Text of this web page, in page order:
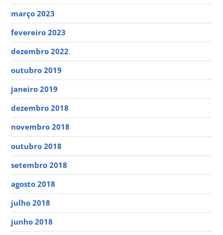
março 2023
fevereiro 2023
dezembro 2022
outubro 2019
janeiro 2019
dezembro 2018
novembro 2018
outubro 2018
setembro 2018
agosto 2018
julho 2018
junho 2018